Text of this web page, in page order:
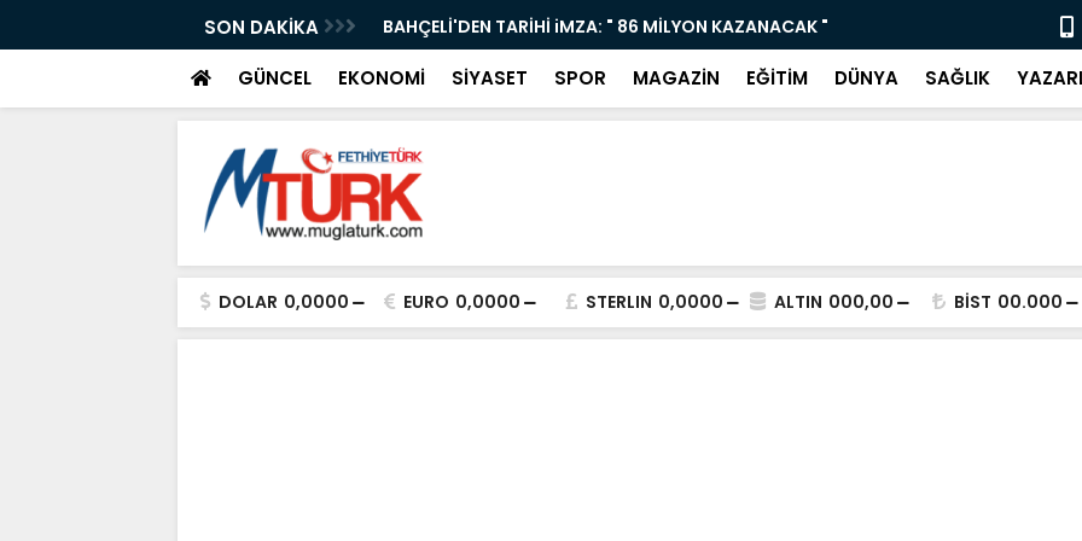
SON DAKİKA
Film Yarışması İçin Başvurular BAHÇELİ'DEN TARİHİ iMZA: " 86 MİLYON KAZANACAK " Yaz
GÜNCEL EKONOMİ SİYASET SPOR MAGAZİN EĞİTİM DÜNYA SAĞLIK
DOLAR 0,0000 EURO 0,0000 STERLIN 0,0000 ALTIN 000,00 BİST 00.000